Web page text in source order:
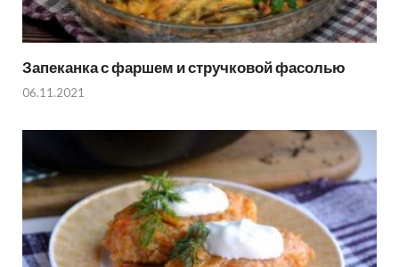
Запеканка с фаршем и стручковой фасолью
06.11.2021